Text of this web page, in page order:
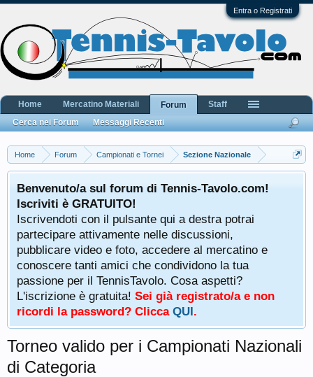
Entra o Registrati
Home Forum Campionati e Tornei Sezione Nazionale
Benvenuto/a sul forum di Tennis-Tavolo.com!
Iscriviti è GRATUITO!
Iscrivendoti con il pulsante qui a destra potrai
partecipare attivamente nelle discussioni,
pubblicare video e foto, accedere al mercatino e
conoscere tanti amici che condividono la tua
passione per il TennisTavolo. Cosa aspetti?
L'iscrizione è gratuita! Sei già registrato/a e non
ricordi la password? Clicca QUI.
Torneo valido per i Campionati Nazionali
di Categoria
Home Mercatino Materiali
Forum
Cerca nei Forum
Messaggi Recenti
Staff